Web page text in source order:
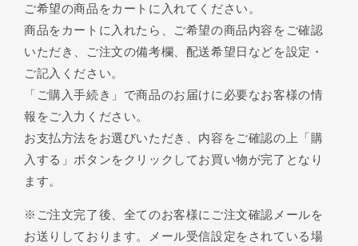
ご希望の商品をカートに入れてください。
商品をカートに入れたら、ご希望の商品内容をご確認
いただき、ご注文の備考欄、配送希望日などを設定・
ご記入ください。
「ご購入手続き」で商品のお届けに必要なお客様の情
報をご入力ください。
お支払方法をお選びいただき、内容をご確認の上「購
入する」ボタンをクリックしてお買い物が完了となり
ます。
※ご注文完了後、全てのお客様にご注文確認メールを
お送りしております。メール受信設定をされている場